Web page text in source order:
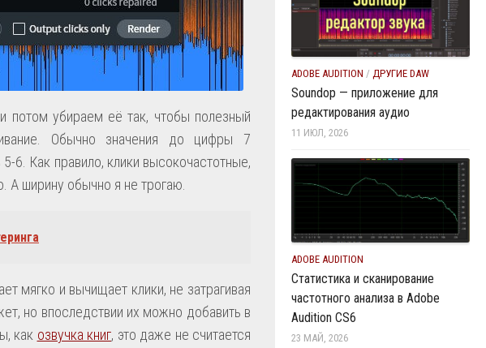
потом убираем её так, чтобы полезный
Обычно значения до цифры 7
6. Как правило, клики высокочастотные,
А ширину обычно я не трогаю.
мягко и вычищает клики, не затрагивая
но впоследствии их можно добавить в
как озвучка книг, это даже не считается
ADOBE AUDITION / ДРУГИЕ DAW
Soundop — приложение для
редактирования аудио
11 ИЮЛ, 2026
ADOBE AUDITION
Статистика и сканирование
частотного анализа в Adobe
Audition CS6
23 МАЙ, 2026